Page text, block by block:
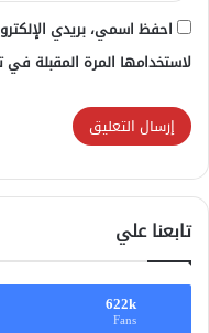
احفظ اسمي، بريدي
لاستخدامها المرة المقبلة
تابعنا علي
622k
Fans